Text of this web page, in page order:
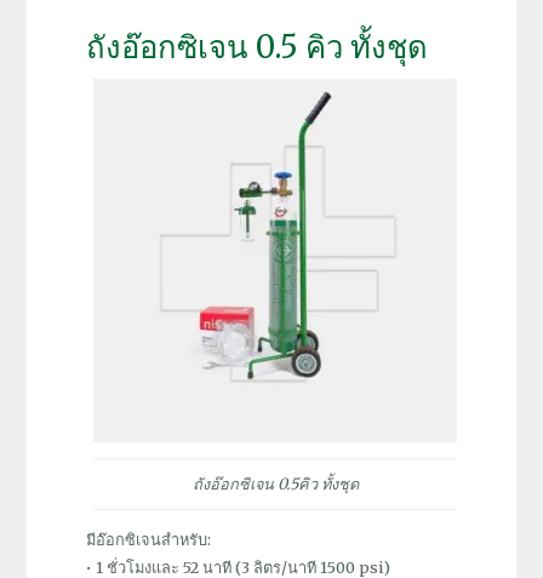
ถังอ๊อกซิเจน 0.5 คิว ทั้งชุด
ถังอ๊อกซิเจน 0.5คิว ทั้งชุด
มีอ๊อกซิเจนสำหรับ:
• 1 ชั่วโมงและ 52 นาที (3 ลิตร/นาที 1500 psi)